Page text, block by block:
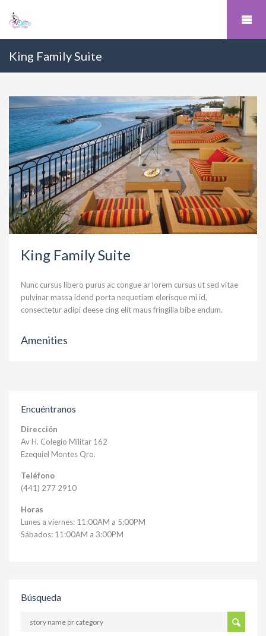
King Family Suite
King Family Suite
Nunc cursus libero purus ac congue ar lorem cursus ut sed vitae
pulvinar massa idend porta nequetiam elerisque mi id,
consectetur adipi deese cing elit maus fringilla bibe endum.
Amenities
Encuéntranos
Dirección
Av H. Colegio Militar 162
Ezequiel Montes Qro.
Teléfono
(441) 277 2910
Horas
Lunes a viernes: 11:00AM a 5:00PM
Sábados: 11:00AM a 3:00PM
Búsqueda